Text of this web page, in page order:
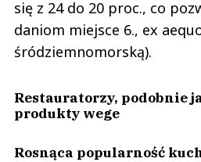
się z 24 do 20 proc., co
daniom miejsce 6., ex
śródziemnomorską).
Restauratorzy, podobnie
produkty wege
Rosnąca popularność